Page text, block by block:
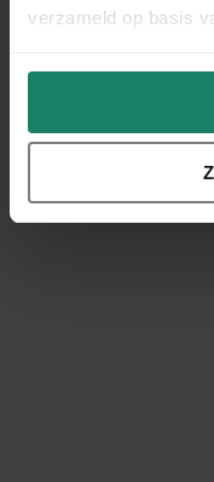
verzameld op basis